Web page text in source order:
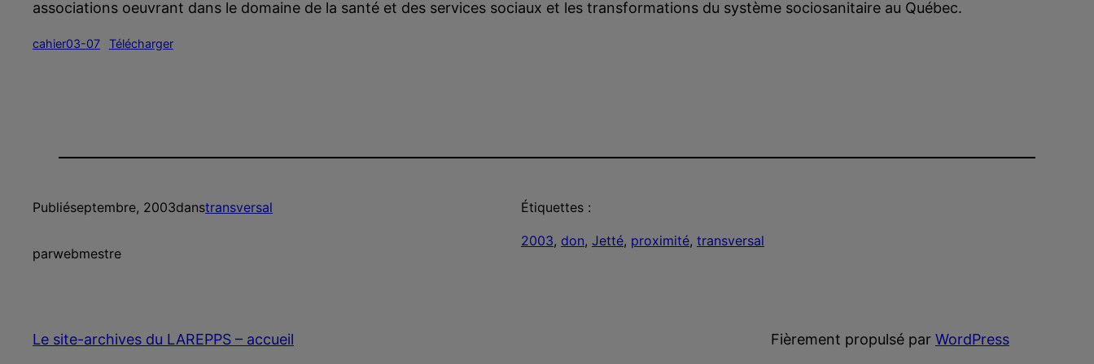
associations oeuvrant dans le domaine de la santé et des services sociaux et les transformations du système sociosanitaire au Québec.
cahier03-07 Télécharger
Publiéseptembre, 2003danstransversal
parwebmestre
Étiquettes :
2003, don, Jetté, proximité, transversal
Le site-archives du LAREPPS – accueil Fièrement propulsé par WordPress